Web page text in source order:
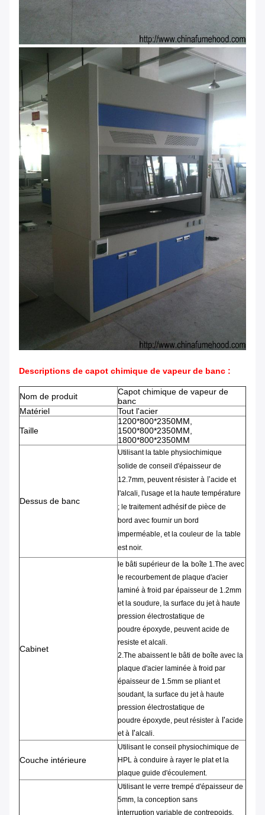
Descriptions de capot chimique de vapeur de banc :
Nom de produit
Capot chimique de vapeur de
banc
Matériel
Tout l'acier
Taille
1200*800*2350MM,
1500*800*2350MM,
1800*800*2350MM
Dessus de banc
Utilisant la table physiochimique
solide de conseil d'épaisseur de
12.7mm, peuvent résister à l'acide et
l'alcali, l'usage et la haute température
; le traitement adhésif de pièce de
bord avec fournir un bord
imperméable, et la couleur de la table
est noir.
Cabinet
le bâti supérieur de la boîte 1.The avec
le recourbementde plaque d'acier
laminé à froid par épaisseur de 1.2mm
et la soudure, la surface du jet à haute
pression électrostatique de
poudre époxyde, peuvent acide de
resiste et alcali.
2.The abaissent le bâti de boîte avec la
plaque d'acier laminée à froid par
épaisseur de 1.5mm se pliant et
soudant, la surface du jetà haute
pression électrostatique de
poudre époxyde, peut résister à l'acide
et à l'alcali.
Couche intérieure
Utilisant le conseil physiochimique de
HPL à conduire à rayer le plat et la
plaque guide d'écoulement.
Utilisant le verre trempé d'épaisseur de
5mm, la conception sans
interruption variable de contrepoids,